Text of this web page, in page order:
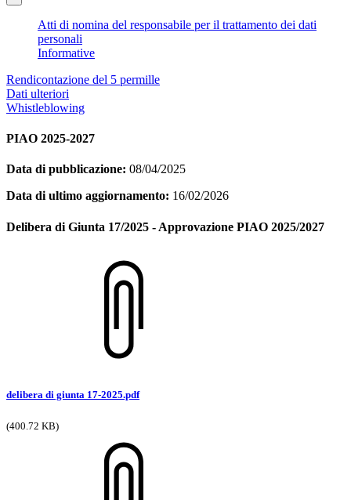
Atti di nomina del responsabile per il trattamento dei dati
personali
Informative
Rendicontazione del 5 permille
Dati ulteriori
Whistleblowing
PIAO 2025-2027
Data di pubblicazione: 08/04/2025
Data di ultimo aggiornamento: 16/02/2026
Delibera di Giunta 17/2025 - Approvazione PIAO 2025/2027
delibera di giunta 17-2025.pdf
(400.72 KB)